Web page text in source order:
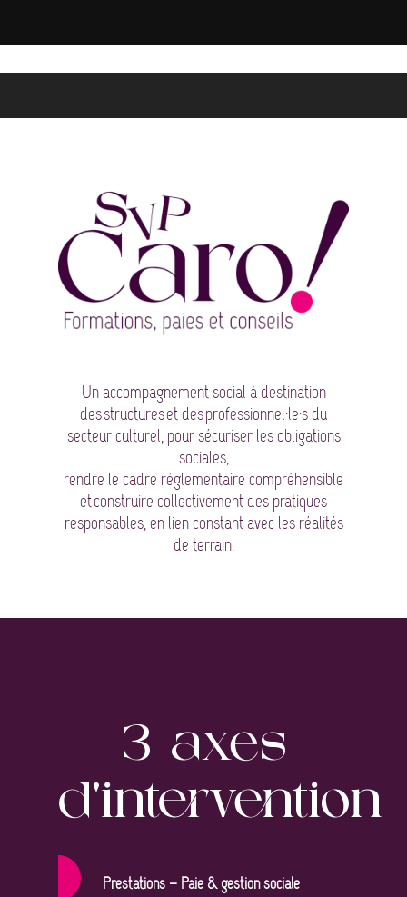
Un accompagnement social à destination
des structures et des professionnel·le·s du
secteur culturel, pour sécuriser les obligations
sociales,
rendre le cadre réglementaire compréhensible
et construire collectivement des pratiques
responsables, en lien constant avec les réalités
de terrain.
3 axes
d’intervention
Prestations – Paie & gestion sociale